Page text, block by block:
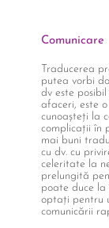
Comunicare
Traducerea
putea vorbi
dv este
afaceri, este
cunoașteți la
complicații în
mai buni
cu dv. cu
celeritate la
prelungită
poate duce la
optați pentru
comunicării